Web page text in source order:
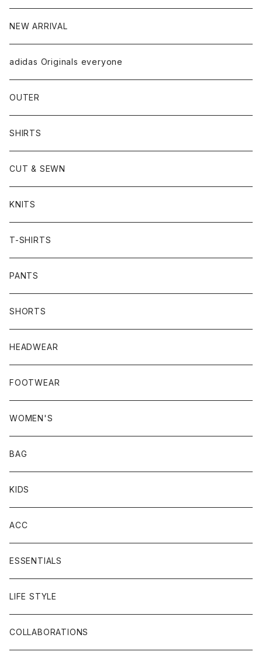
NEW ARRIVAL
adidas Originals everyone
OUTER
SHIRTS
CUT & SEWN
KNITS
T-SHIRTS
PANTS
SHORTS
HEADWEAR
FOOTWEAR
WOMEN'S
BAG
KIDS
ACC
ESSENTIALS
LIFE STYLE
COLLABORATIONS